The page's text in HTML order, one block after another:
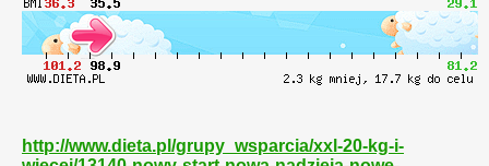
http://www.dieta.pl/grupy_wsparcia/xxl-20-kg-i-